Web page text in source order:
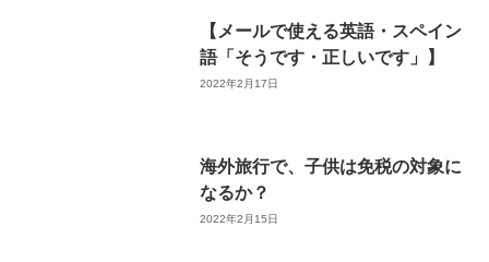
【メールで使える英語・スペイン
語「そうです・正しいです」】
2022年2月17日
海外旅行で、子供は免税の対象に
なるか？
2022年2月15日